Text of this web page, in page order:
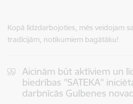
Kopā līdzdarbojoties, mēs veidojam
tradīcijām, notikumiem bagātāku!
Aicinām būt aktīviem un
biedrības "SATEKA"
darbnīcās Gulbenes